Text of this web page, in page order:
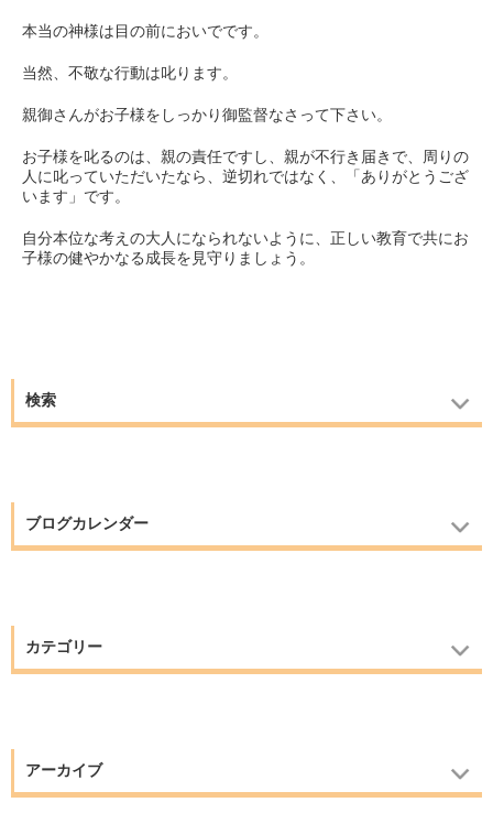
本当の神様は目の前においでです。
当然、不敬な行動は叱ります。
親御さんがお子様をしっかり御監督なさって下さい。
お子様を叱るのは、親の責任ですし、親が不行き届きで、周りの
人に叱っていただいたなら、逆切れではなく、「ありがとうござ
います」です。
自分本位な考えの大人になられないように、正しい教育で共にお
子様の健やかなる成長を見守りましょう。
検索
ブログカレンダー
カテゴリー
アーカイブ